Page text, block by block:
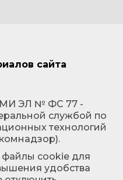
сайта
ЭЛ № ФС 77 -
службой по
технологий
файлы cookie для
удобства